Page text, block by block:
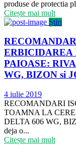
produse de protectia
Citește mai mult
Știri
ERBICIDAREA
PAIOASE:
WG, BIZON si
Publicat
pe
4 iulie 2019
RECOMANDARI
TOAMNA LA
DELTA 606 WG,
deja o...
Citește mai mult